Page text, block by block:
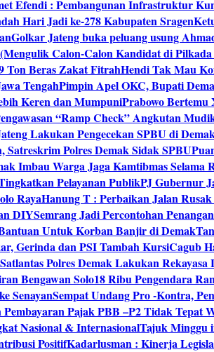
Efendi : Pembangunan Infrastruktur
Hari Jadi ke-278 Kabupaten Sragen
Golkar Jateng buka peluang usung
Calon-Calon Kandidat di Pilkada
Ton Beras Zakat FitrahHendi Tak Mau
TengahPimpin Apel OKC, Bupati
Keren dan MumpuniPrabowo
“Ramp Check” Angkutan
Lakukan Pengecekan SPBU di
Satreskrim Polres Demak Sidak SPBU
Imbau Warga Jaga Kamtibmas Selama
Pelayanan PublikPJ Gubernur
RayaHanung T : Perbaikan Jalan
DIYSemrang Jadi Percontohan
Untuk Korban Banjir di Demak
Gerinda dan PSI Tambah KursiCagub
Polres Demak Lakukan Rekayasa
Bengawan Solo18 Ribu Pengendara
SenayanSempat Undang Pro -Kontra,
Pajak PBB –P2 Tidak Tepat
Nasional & InternasionalTajuk Minggu
PositifKadarlusman : Kinerja